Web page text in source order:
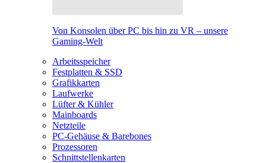
Von Konsolen über PC bis hin zu VR – unsere
Gaming-Welt
Arbeitsspeicher
Festplatten & SSD
Grafikkarten
Laufwerke
Lüfter & Kühler
Mainboards
Netzteile
PC-Gehäuse & Barebones
Prozessoren
Schnittstellenkarten